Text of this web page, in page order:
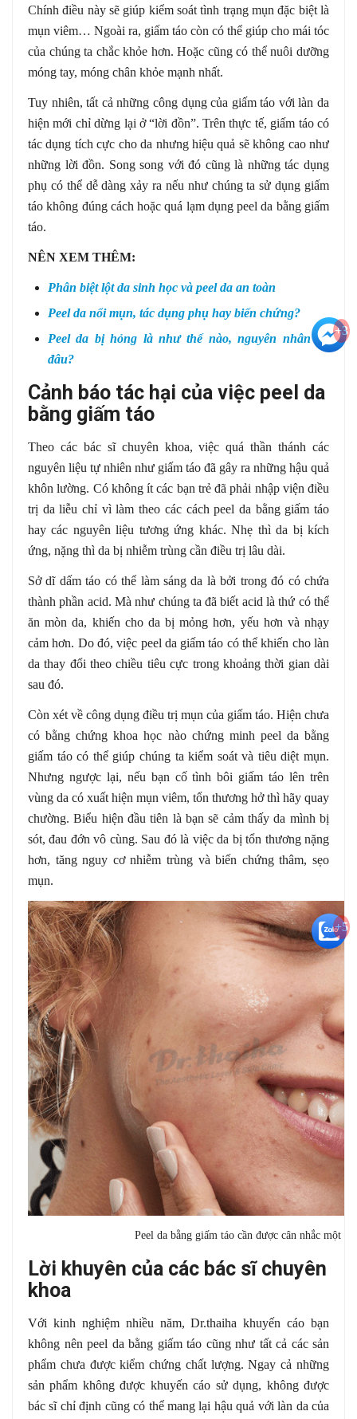
Chính điều này sẽ giúp kiểm soát tình trạng mụn đặc biệt là
mụn viêm… Ngoài ra, giấm táo còn có thể giúp cho mái tóc
của chúng ta chắc khỏe hơn. Hoặc cũng có thể nuôi dưỡng
móng tay, móng chân khỏe mạnh nhất.
Tuy nhiên, tất cả những công dụng của giấm táo với làn da
hiện mới chỉ dừng lại ở “lời đồn”. Trên thực tế, giấm táo có
tác dụng tích cực cho da nhưng hiệu quả sẽ không cao như
những lời đồn. Song song với đó cũng là những tác dụng
phụ có thể dễ dàng xảy ra nếu như chúng ta sử dụng giấm
táo không đúng cách hoặc quá lạm dụng peel da bằng giấm
táo.
NÊN XEM THÊM:
Phân biệt lột da sinh học và peel da an toàn
Peel da nổi mụn, tác dụng phụ hay biến chứng?
Peel da bị hỏng là như thế nào, nguyên nhân do
đâu?
Cảnh báo tác hại của việc peel da
bằng giấm táo
Theo các bác sĩ chuyên khoa, việc quá thần thánh các
nguyên liệu tự nhiên như giấm táo đã gây ra những hậu quả
khôn lường. Có không ít các bạn trẻ đã phải nhập viện điều
trị da liễu chỉ vì làm theo các cách peel da bằng giấm táo
hay các nguyên liệu tương ứng khác. Nhẹ thì da bị kích
ứng, nặng thì da bị nhiễm trùng cần điều trị lâu dài.
Sở dĩ dấm táo có thể làm sáng da là bởi trong đó có chứa
thành phần acid. Mà như chúng ta đã biết acid là thứ có thể
ăn mòn da, khiến cho da bị mỏng hơn, yếu hơn và nhạy
cảm hơn. Do đó, việc peel da giấm táo có thể khiến cho làn
da thay đổi theo chiều tiêu cực trong khoảng thời gian dài
sau đó.
Còn xét về công dụng điều trị mụn của giấm táo. Hiện chưa
có bằng chứng khoa học nào chứng minh peel da bằng
giấm táo có thể giúp chúng ta kiểm soát và tiêu diệt mụn.
Nhưng ngược lại, nếu bạn cố tình bôi giấm táo lên trên
vùng da có xuất hiện mụn viêm, tổn thương hở thì hãy quay
chường. Biểu hiện đầu tiên là bạn sẽ cảm thấy da mình bị
sót, đau đớn vô cùng. Sau đó là việc da bị tổn thương nặng
hơn, tăng nguy cơ nhiễm trùng và biến chứng thâm, sẹo
mụn.
Peel da bằng giấm táo cần được cân nhắc một
Lời khuyên của các bác sĩ chuyên
khoa
Với kinh nghiệm nhiều năm, Dr.thaiha khuyến cáo bạn
không nên peel da bằng giấm táo cũng như tất cả các sản
phẩm chưa được kiểm chứng chất lượng. Ngay cả những
sản phẩm không được khuyến cáo sử dụng, không được
bác sĩ chỉ định cũng có thể mang lại hậu quả với làn da của
+3
+5